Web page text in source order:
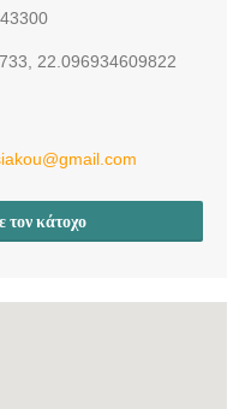
22.096934609822
τον κάτοχο